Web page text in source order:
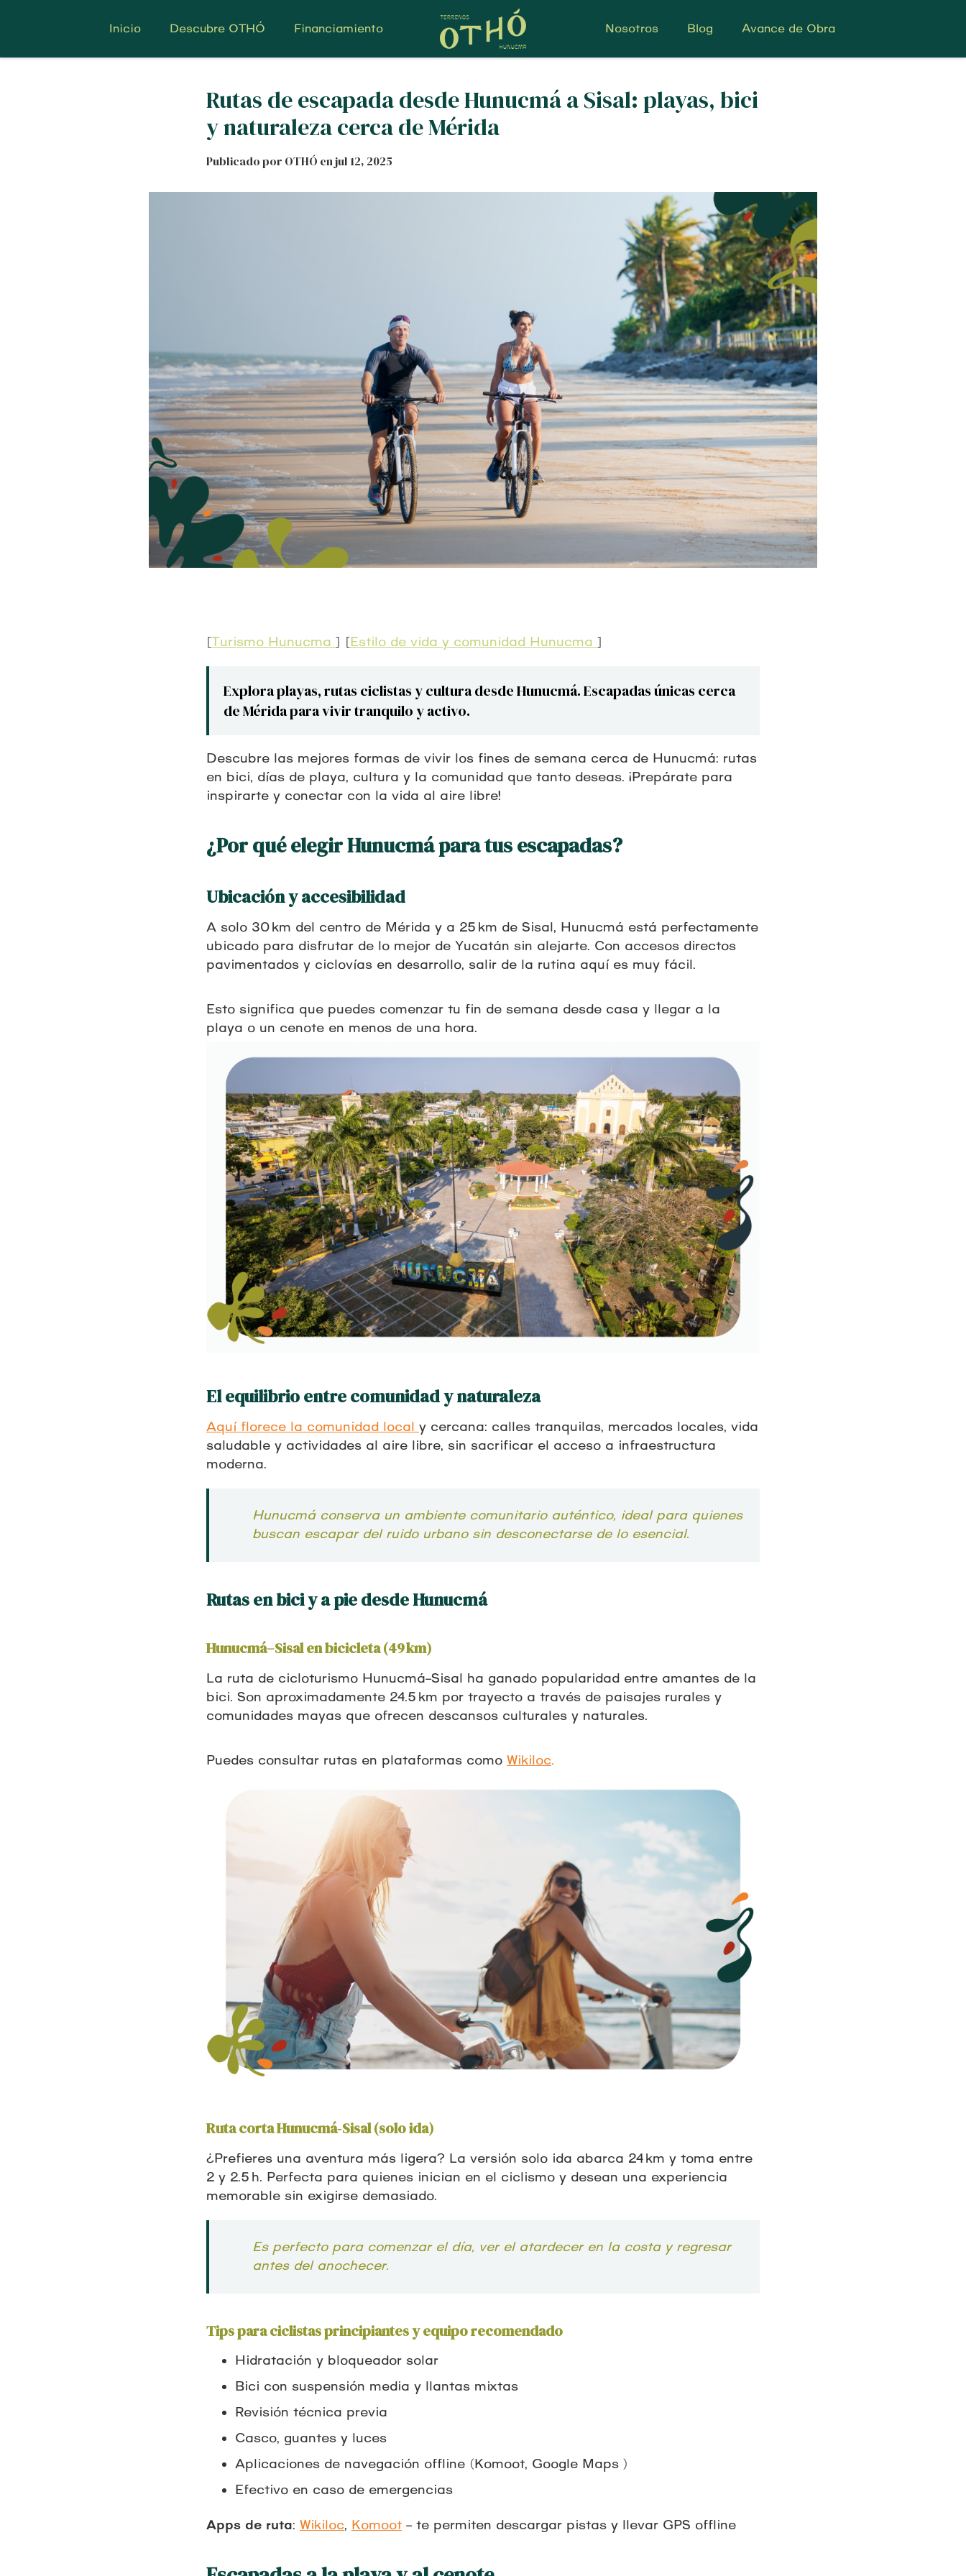
Inicio Descubre OTHÓ Financiamiento Nosotros Blog Avance de Obra
Rutas de escapada desde Hunucmá a Sisal: playas, bici
y naturaleza cerca de Mérida
Publicado por OTHÓ enjul 12, 2025
[Turismo Hunucma ] [Estilo de vida y comunidad Hunucma ]
Explora playas, rutas ciclistas y cultura desde Hunucmá. Escapadas únicas cerca
de Mérida para vivir tranquilo y activo.
Descubre las mejores formas de vivir los fines de semana cerca de Hunucmá: rutas
en bici, días de playa, cultura y la comunidad que tanto deseas. ¡Prepárate para
inspirarte y conectar con la vida al aire libre!
¿Por qué elegir Hunucmá para tus escapadas?
Ubicación y accesibilidad
A solo 30 km del centro de Mérida y a 25 km de Sisal, Hunucmá está perfectamente
ubicado para disfrutar de lo mejor de Yucatán sin alejarte. Con accesos directos
pavimentados y ciclovías en desarrollo, salir de la rutina aquí es muy fácil.
Esto significa que puedes comenzar tu fin de semana desde casa y llegar a la
playa o un cenote en menos de una hora.
El equilibrio entre comunidad y naturaleza
Aquí florece la comunidad local y cercana: calles tranquilas, mercados locales, vida
saludable y actividades al aire libre, sin sacrificar el acceso a infraestructura
moderna.
Hunucmá conserva un ambiente comunitario auténtico, ideal para quienes
buscan escapar del ruido urbano sin desconectarse de lo esencial.
Rutas en bici y a pie desde Hunucmá
Hunucmá–Sisal en bicicleta (49 km)
La ruta de cicloturismo Hunucmá–Sisal ha ganado popularidad entre amantes de la
bici. Son aproximadamente 24.5 km por trayecto a través de paisajes rurales y
comunidades mayas que ofrecen descansos culturales y naturales.
Puedes consultar rutas en plataformas como Wikiloc.
Ruta corta Hunucmá‑Sisal (solo ida)
¿Prefieres una aventura más ligera? La versión solo ida abarca 24 km y toma entre
2 y 2.5 h. Perfecta para quienes inician en el ciclismo y desean una experiencia
memorable sin exigirse demasiado.
Es perfecto para comenzar el día, ver el atardecer en la costa y regresar
antes del anochecer.
Tips para ciclistas principiantes y equipo recomendado
Hidratación y bloqueador solar
Bici con suspensión media y llantas mixtas
Revisión técnica previa
Casco, guantes y luces
Aplicaciones de navegación offline (Komoot, Google Maps)
Efectivo en caso de emergencias
Apps de ruta: Wikiloc, Komoot – te permiten descargar pistas y llevar GPS offline